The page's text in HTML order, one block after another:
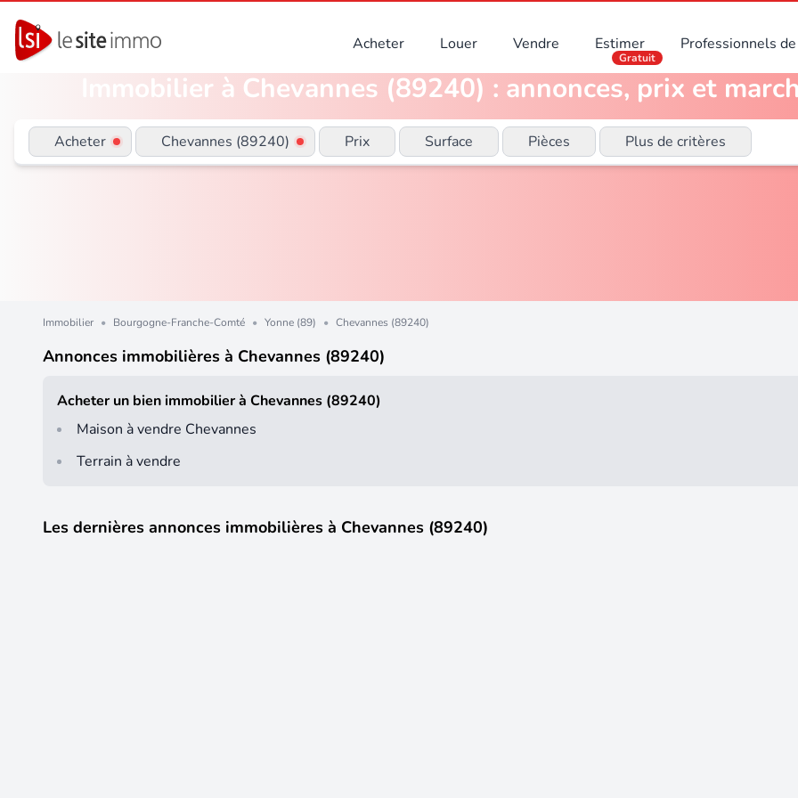
Acheter Louer Vendre Estimer
Gratuit
Professionnels
Immobilier à Chevannes (89240) : annonces, prix et
Acheter Chevannes (89240) Prix Surface Pièces Plus de critères
Immobilier • Bourgogne-Franche-Comté • Yonne (89) • Chevannes (89240)
Annonces immobilières à Chevannes (89240)
Acheter un bien immobilier à Chevannes (89240)
Maison à vendre Chevannes
Terrain à vendre
Les dernières annonces immobilières à Chevannes (89240)